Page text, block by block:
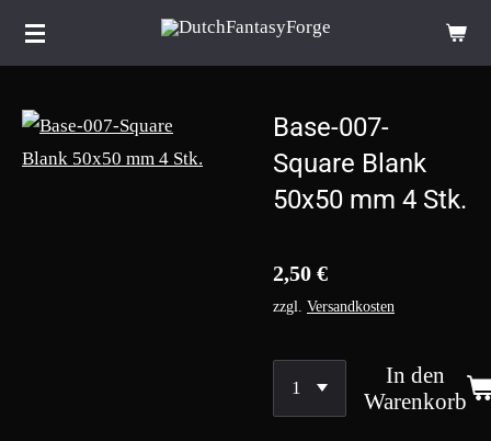
Zum
Base-007-
Square Blank
50x50 mm 4 Stk.
2,50 €
zzgl. Versandkosten
In den
Warenkorb